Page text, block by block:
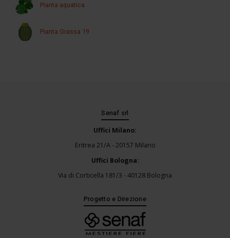
Pianta aquatica
Pianta Grassa 19
Senaf srl
Uffici Milano:
Eritrea 21/A - 20157 Milano
Uffici Bologna:
Via di Corticella 181/3 - 40128 Bologna
Progetto e Direzione